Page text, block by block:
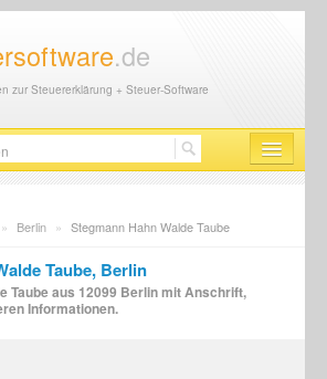
.de
zur Steuererklärung + Steuer-Software
» Berlin » Stegmann Hahn Walde Taube
Taube, Berlin
Taube aus 12099 Berlin mit Anschrift,
Informationen.